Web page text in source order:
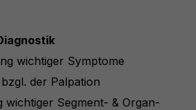
wichtiger Symptome
der Palpation
wichtiger Segment- & Organ-